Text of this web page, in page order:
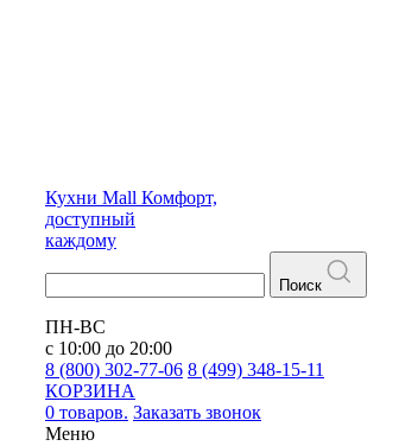
Кухни Mall Комфорт,
доступный
каждому
Поиск
ПН-ВС
с 10:00 до 20:00
8 (800) 302-77-06 8 (499) 348-15-11
КОРЗИНА
0 товаров. Заказать звонок
Меню